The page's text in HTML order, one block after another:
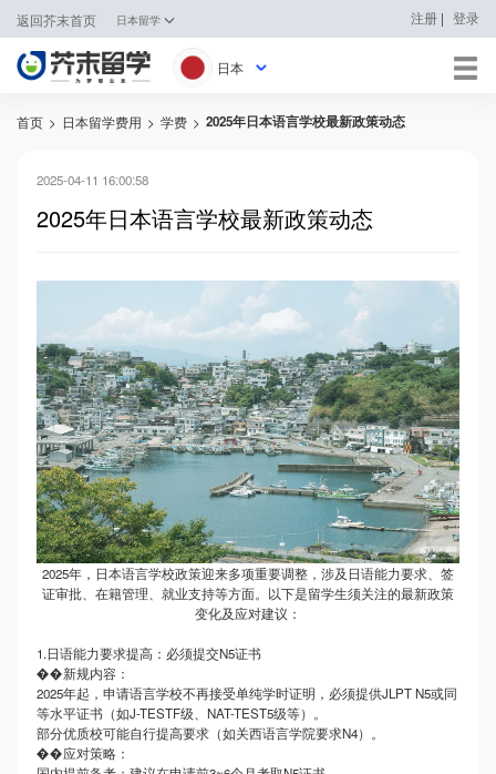
返回芥末首页 日本留学 注册 | 登录
日本
日本
英国
新加坡
马来西亚
澳大利亚
中国香港
首页 > 日本留学费用 > 学费 > 2025年日本语言学校最新政策动态
2025-04-11 16:00:58
2025年日本语言学校最新政策动态
2025年，日本语言学校政策迎来多项重要调整，涉及日语能力要求、签
证审批、在籍管理、就业支持等方面。以下是留学生须关注的最新政策
变化及应对建议：
1.日语能力要求提高：必须提交N5证书
��新规内容：
2025年起，申请语言学校不再接受单纯学时证明，必须提供JLPT N5或同
等水平证书（如J-TESTF级、NAT-TEST5级等）。
部分优质校可能自行提高要求（如关西语言学院要求N4）。
��应对策略：